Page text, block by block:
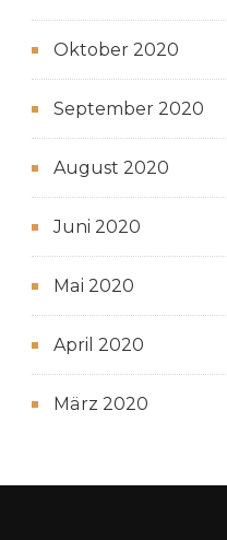
Oktober 2020
September 2020
August 2020
Juni 2020
Mai 2020
April 2020
März 2020